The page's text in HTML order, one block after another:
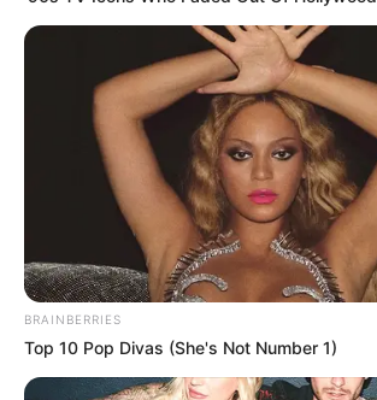
BRAINBERRIES
Top 10 Pop Divas (She's Not Number 1)